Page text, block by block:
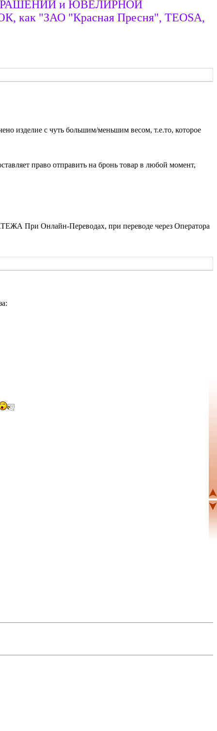
УКРАШЕНИЙ и ЮВЕЛИРНОЙ
как "ЗАО "Красная Пресня", TEOSA,
изделие с чуть большим/меньшим весом, т.е.то, которое
право отправить на бронь товар в любой момент,
При Онлайн-Переводах, при переводе через Оператора